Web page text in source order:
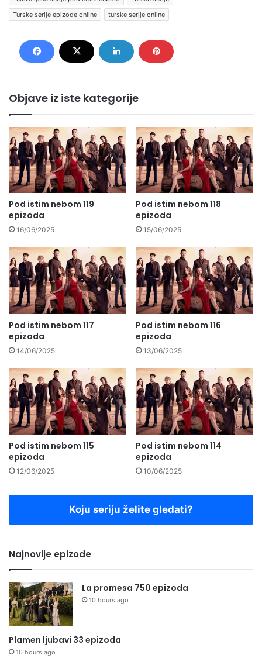
Turske serije epizode online
turske serije online
Objave iz iste kategorije
Pod istim nebom 119
epizoda
16/06/2025
Pod istim nebom 118
epizoda
15/06/2025
Pod istim nebom 117
epizoda
14/06/2025
Pod istim nebom 116
epizoda
13/06/2025
Pod istim nebom 115
epizoda
12/06/2025
Pod istim nebom 114
epizoda
10/06/2025
Koju seriju želite gledati?
Najnovije epizode
La promesa 750 epizoda
10 hours ago
Plamen ljubavi 33 epizoda
10 hours ago